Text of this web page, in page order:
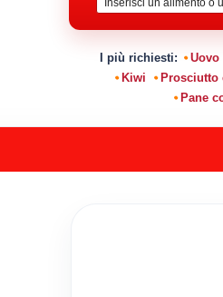
I più richiesti:
Kiwi
Prosciutto
Pane